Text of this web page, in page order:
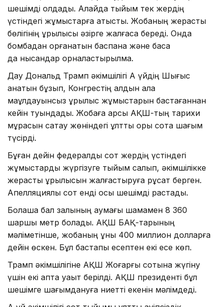
шешімді қолдады. Алайда тыйым тек жердің
үстіндегі жұмыстарға қатысты. Жобаның жерасты
бөлігінің құрылысы әзірге жалғаса береді. Онда
бомбадан қорғанатын баспана және басқа
да нысандар орналастырылмақ.
Дау Дональд Трамп әкімшілігі Ақ үйдің Шығыс
қанатын бұзып, Конгрестің алдын ала
мақұлдауынсыз құрылыс жұмыстарын бастағаннан
кейін туындады. Жобаға қарсы АҚШ-тың тарихи
мұрасын сақтау жөніндегі ұлттық қоры сотқа шағым
түсірді.
Бұған дейін федералдық сот жердің үстіндегі
жұмыстарды жүргізуге тыйым салып, әкімшілікке
жерасты құрылысын жалғастыруға рұқсат берген.
Апелляциялық сот енді осы шешімді растады.
Болашақ бал залының аумағы шамамен 8 360
шаршы метр болады. АҚШ БАҚ-тарының
мәліметінше, жобаның құны 400 миллион долларға
дейін өскен. Бұл бастапқы есептен екі есе көп.
Трамп әкімшілігіне АҚШ Жоғарғы сотына жүгіну
үшін екі апта уақыт берілді. АҚШ президенті бұл
шешімге шағымдануға ниетті екенін мәлімдеді.